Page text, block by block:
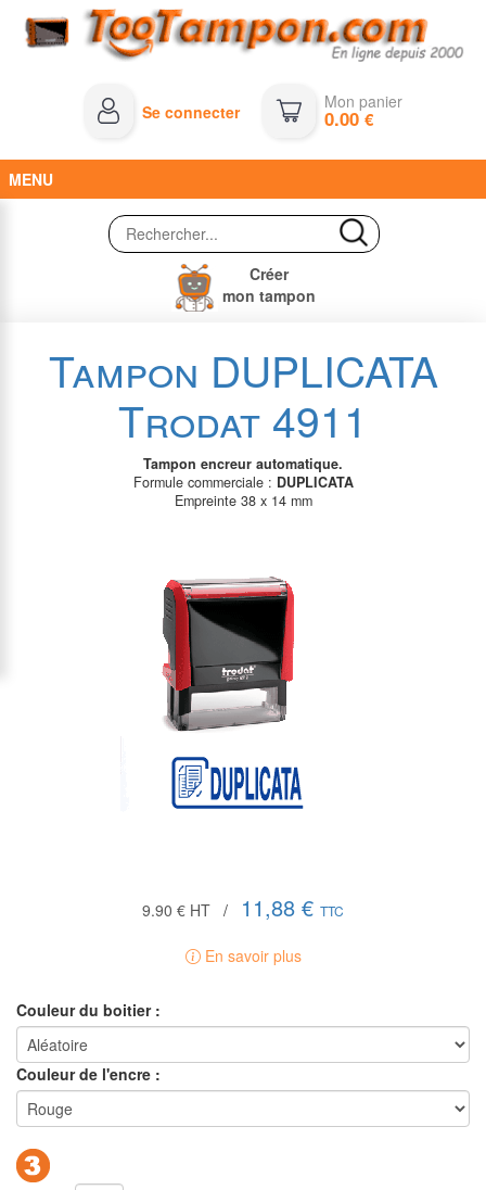
Se connecter Mon panier
0.00€
MENU
Créer
mon tampon
Tampon DUPLICATA
Trodat 4911
Tampon encreur automatique.
Formule commerciale : DUPLICATA
Empreinte 38 x 14 mm
9.90 € HT / 11,88 € TTC
En savoir plus
Couleur du boitier :
Couleur de l'encre :